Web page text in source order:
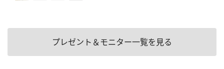
プレゼント＆モニター一覧を見る